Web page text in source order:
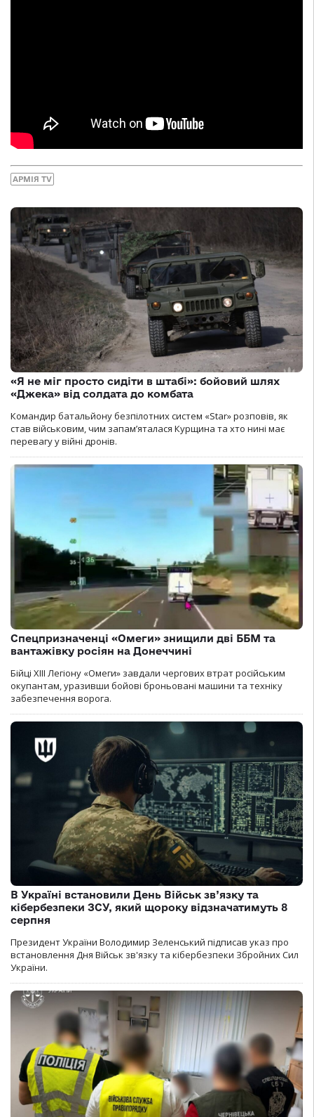
АРМІЯ TV
«Я не міг просто сидіти в штабі»: бойовий шлях
«Джека» від солдата до комбата
Командир батальйону безпілотних систем «Star» розповів, як
став військовим, чим запам’яталася Курщина та хто нині має
перевагу у війні дронів.
Спецпризначенці «Омеги» знищили дві ББМ та
вантажівку росіян на Донеччині
Бійці ХІІІ Легіону «Омеги» завдали чергових втрат російським
окупантам, уразивши бойові броньовані машини та техніку
забезпечення ворога.
В Україні встановили День Військ зв’язку та
кібербезпеки ЗСУ, який щороку відзначатимуть 8
серпня
Президент України Володимир Зеленський підписав указ про
встановлення Дня Військ зв'язку та кібербезпеки Збройних Сил
України.